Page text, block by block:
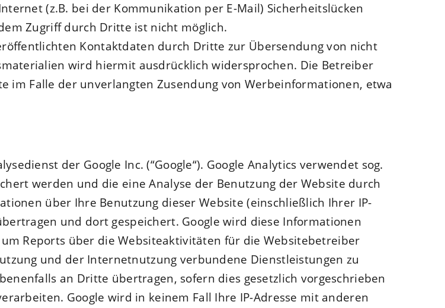
(z.B. bei der Kommunikation per E-Mail) Sicherheitslücken
Zugriff durch Dritte ist nicht möglich.
Kontaktdaten durch Dritte zur Übersendung von nicht
wird hiermit ausdrücklich widersprochen. Die Betreiber
im Falle der unverlangten Zusendung von Werbeinformationen, etwa
der Google Inc. (“Google“). Google Analytics verwendet sog.
werden und die eine Analyse der Benutzung der Website durch
über Ihre Benutzung dieser Website (einschließlich Ihrer IP-
und dort gespeichert. Google wird diese Informationen
Reports über die Websiteaktivitäten für die Websitebetreiber
und der Internetnutzung verbundene Dienstleistungen zu
an Dritte übertragen, sofern dies gesetzlich vorgeschrieben
Google wird in keinem Fall Ihre IP-Adresse mit anderen